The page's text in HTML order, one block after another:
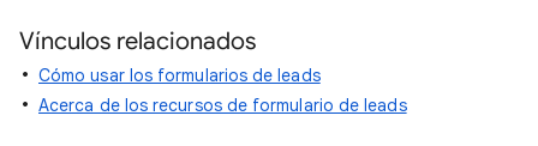
Vínculos relacionados
Cómo usar los formularios de leads
Acerca de los recursos de formulario de leads